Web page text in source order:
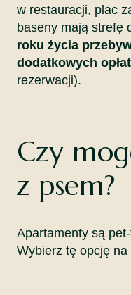
w restauracji, plac
baseny mają strefę
roku życia
dodatkowych opłat
rezerwacji).
Czy
z psem?
Apartamenty są
Wybierz tę opcję